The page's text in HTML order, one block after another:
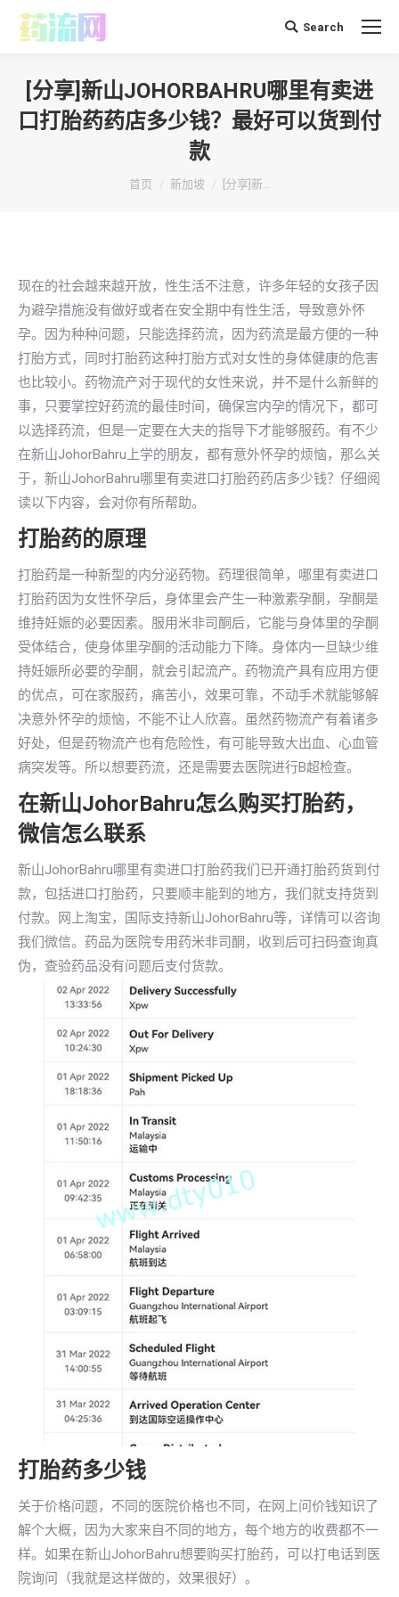
搜 Search
[分享]新山JOHORBAHRU哪里有卖进
口打胎药药店多少钱？最好可以货到付
款
你在这里：
首页 新加坡 [分享]新…
现在的社会越来越开放，性生活不注意，许多年轻的女孩子因
为避孕措施没有做好或者在安全期中有性生活，导致意外怀
孕。因为种种问题，只能选择药流，因为药流是最方便的一种
打胎方式，同时打胎药这种打胎方式对女性的身体健康的危害
也比较小。药物流产对于现代的女性来说，并不是什么新鲜的
事，只要掌控好药流的最佳时间，确保宫内孕的情况下，都可
以选择药流，但是一定要在大夫的指导下才能够服药。有不少
在新山JohorBahru上学的朋友，都有意外怀孕的烦恼，那么关
于，新山JohorBahru哪里有卖进口打胎药药店多少钱？仔细阅
读以下内容，会对你有所帮助。
打胎药的原理
打胎药是一种新型的内分泌药物。药理很简单，哪里有卖进口
打胎药因为女性怀孕后，身体里会产生一种激素孕酮，孕酮是
维持妊娠的必要因素。服用米非司酮后，它能与身体里的孕酮
受体结合，使身体里孕酮的活动能力下降。身体内一旦缺少维
持妊娠所必要的孕酮，就会引起流产。药物流产具有应用方便
的优点，可在家服药，痛苦小，效果可靠，不动手术就能够解
决意外怀孕的烦恼，不能不让人欣喜。虽然药物流产有着诸多
好处，但是药物流产也有危险性，有可能导致大出血、心血管
病突发等。所以想要药流，还是需要去医院进行B超检查。
在新山JohorBahru怎么购买打胎药，
微信怎么联系
新山JohorBahru哪里有卖进口打胎药我们已开通打胎药货到付
款，包括进口打胎药，只要顺丰能到的地方，我们就支持货到
付款。网上淘宝，国际支持新山JohorBahru等，详情可以咨询
我们微信。药品为医院专用药米非司酮，收到后可扫码查询真
伪，查验药品没有问题后支付货款。
打胎药多少钱
关于价格问题，不同的医院价格也不同，在网上问价钱知识了
解个大概，因为大家来自不同的地方，每个地方的收费都不一
样。如果在新山JohorBahru想要购买打胎药，可以打电话到医
院询问（我就是这样做的，效果很好）。